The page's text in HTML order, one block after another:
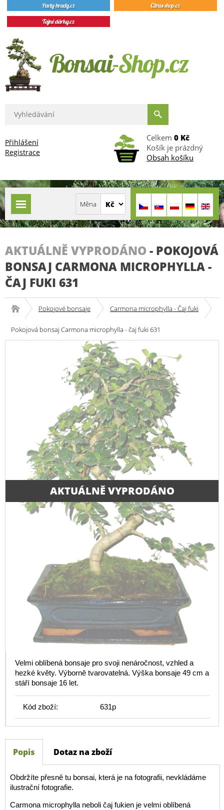
Přihlášení
Registrace
Celkem 0 Kč
Košík je prázdný
Obsah košíku
AKTUÁLNĚ VYPRODÁNO - POKOJOVÁ
BONSAJ CARMONA MICROPHYLLA -
ČAJ FUKI 631
Pokojové bonsaje Carmona microphylla - Čaj fuki
Pokojová bonsaj Carmona microphylla - čaj fuki 631
AKTUÁLNĚ VYPRODÁNO
Velmi oblíbená bonsaje pro svoji nenáročnost, vzhled a
hezké květy. Výborně tvarovatelná. Výška bonsaje 49 cm a
stáří bonsaje 16 let.
Kód zboží: 631p
Popis Dotaz na zboží
Obdržíte přesně tu bonsai, která je na fotografii, nevkládáme
ilustrační fotografie.
Carmona microphylla neboli čaj fukien je velmi oblíbená